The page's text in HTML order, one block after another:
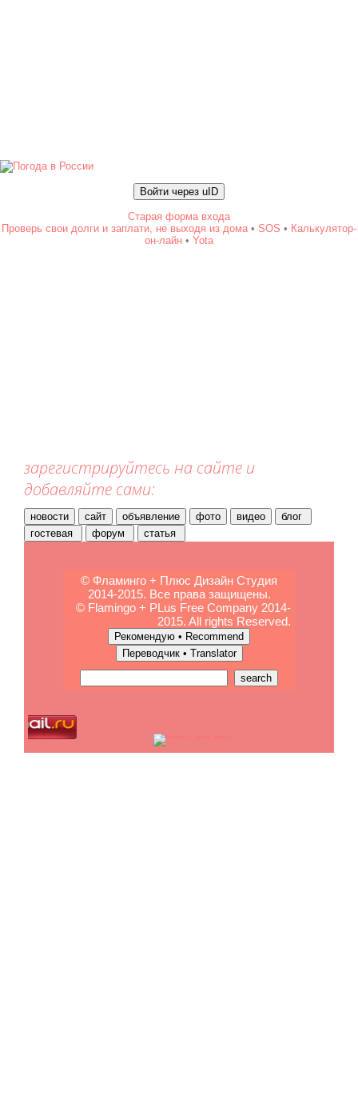
Войти через uID
Старая форма входа
Проверь свои долги и заплати, не выходя из дома • SOS • Калькулятор-
он-лайн • Yota
зарегистрируйтесь на сайте и
добавляйте сами:
© Фламинго + Плюс Дизайн Студия
2014-2015. Все права защищены.
© Flamingo + PLus Free Company 2014-
2015. All rights Reserved.